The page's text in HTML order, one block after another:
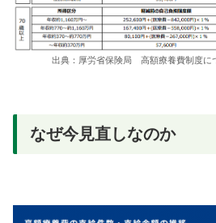
出典：厚労省保険局 高額療養費制度に
なぜ今見直しなのか